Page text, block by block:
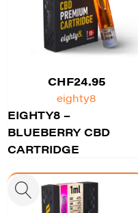
CHF24.95
eighty8
EIGHTY8 –
BLUEBERRY CBD
CARTRIDGE